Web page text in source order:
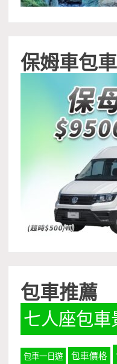
保姆車包
包車推薦
七人座包車
包車一日遊 包車價格